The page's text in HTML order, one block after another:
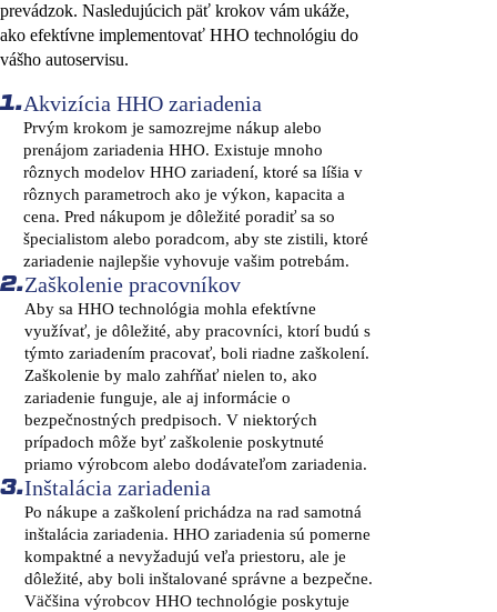
prevádzok. Nasledujúcich päť krokov vám ukáže,
ako efektívne implementovať HHO technológiu do
vášho autoservisu.
1.Akvizícia HHO zariadenia
Prvým krokom je samozrejme nákup alebo
prenájom zariadenia HHO. Existuje mnoho
rôznych modelov HHO zariadení, ktoré sa líšia v
rôznych parametroch ako je výkon, kapacita a
cena. Pred nákupom je dôležité poradiť sa so
špecialistom alebo poradcom, aby ste zistili, ktoré
zariadenie najlepšie vyhovuje vašim potrebám.
2.Zaškolenie pracovníkov
Aby sa HHO technológia mohla efektívne
využívať, je dôležité, aby pracovníci, ktorí budú s
týmto zariadením pracovať, boli riadne zaškolení.
Zaškolenie by malo zahŕňať nielen to, ako
zariadenie funguje, ale aj informácie o
bezpečnostných predpisoch. V niektorých
prípadoch môže byť zaškolenie poskytnuté
priamo výrobcom alebo dodávateľom zariadenia.
3.Inštalácia zariadenia
Po nákupe a zaškolení prichádza na rad samotná
inštalácia zariadenia. HHO zariadenia sú pomerne
kompaktné a nevyžadujú veľa priestoru, ale je
dôležité, aby boli inštalované správne a bezpečne.
Väčšina výrobcov HHO technológie poskytuje